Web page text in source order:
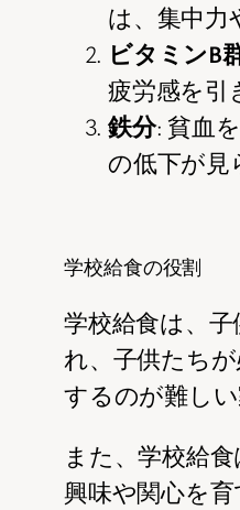
は、集中力
ビタミンB
疲労感を引
鉄分: 貧血
の低下が見
学校給食の役割
学校給食は、
れ、子供たち
するのが難し
また、学校給
興味や関心を